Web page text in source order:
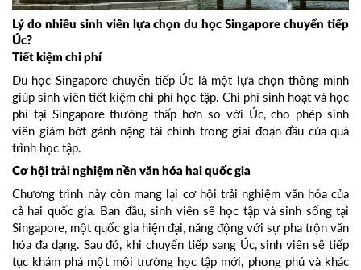
Lý do nhiều sinh viên lựa chọn du học Singapore chuyển tiếp
Úc?
Tiết kiệm chi phí
Du học Singapore chuyển tiếp Úc là một lựa chọn thông minh
giúp sinh viên tiết kiệm chi phí học tập. Chi phí sinh hoạt và học
phí tại Singapore thường thấp hơn so với Úc, cho phép sinh
viên giảm bớt gánh nặng tài chính trong giai đoạn đầu của quá
trình học tập.
Cơ hội trải nghiệm nền văn hóa hai quốc gia
Chương trình này còn mang lại cơ hội trải nghiệm văn hóa của
cả hai quốc gia. Ban đầu, sinh viên sẽ học tập và sinh sống tại
Singapore, một quốc gia hiện đại, năng động với sự pha trộn văn
hóa đa dạng. Sau đó, khi chuyển tiếp sang Úc, sinh viên sẽ tiếp
tục khám phá một môi trường học tập mới, phong phú và khác